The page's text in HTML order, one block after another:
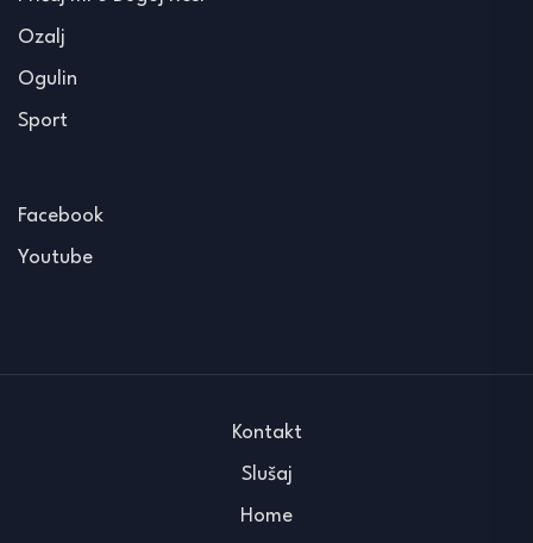
Ozalj
Ogulin
Sport
Facebook
Youtube
Kontakt
Slušaj
Home